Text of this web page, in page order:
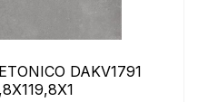
DAKV1791